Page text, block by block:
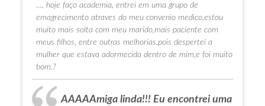
…, hoje faço academia, entrei em uma grupo de
emagrecimento atraves do meu convenio medico,estou
muito mais solta com meu marido,mais paciente com
meus filhos, entre outras melhorias,pois despertei a
mulher que estava adormecida dentro de mim,e foi muito
bom.?
AAAAAmiga linda!!! Eu encontrei uma